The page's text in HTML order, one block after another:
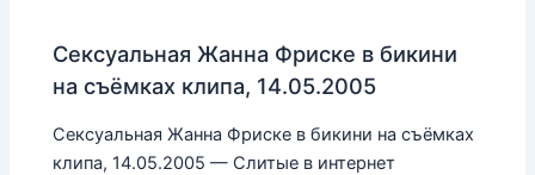
Сексуальная Жанна Фриске в бикини
на съёмках клипа, 14.05.2005
Сексуальная Жанна Фриске в бикини на съёмках
клипа, 14.05.2005 — Слитые в интернет